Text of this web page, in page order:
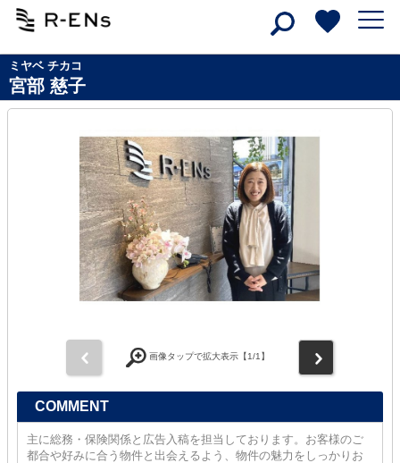
ミヤベ チカコ
宮部 慈子
画像タップで拡大表示【1/1】
COMMENT
主に総務・保険関係と広告入稿を担当しております。お客様のご
都合や好みに合う物件と出会えるよう、物件の魅力をしっかりお